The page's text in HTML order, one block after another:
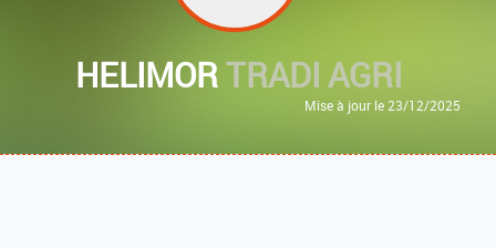
HELIMORTRADI AGRI
Mise à jour le 23/12/2025